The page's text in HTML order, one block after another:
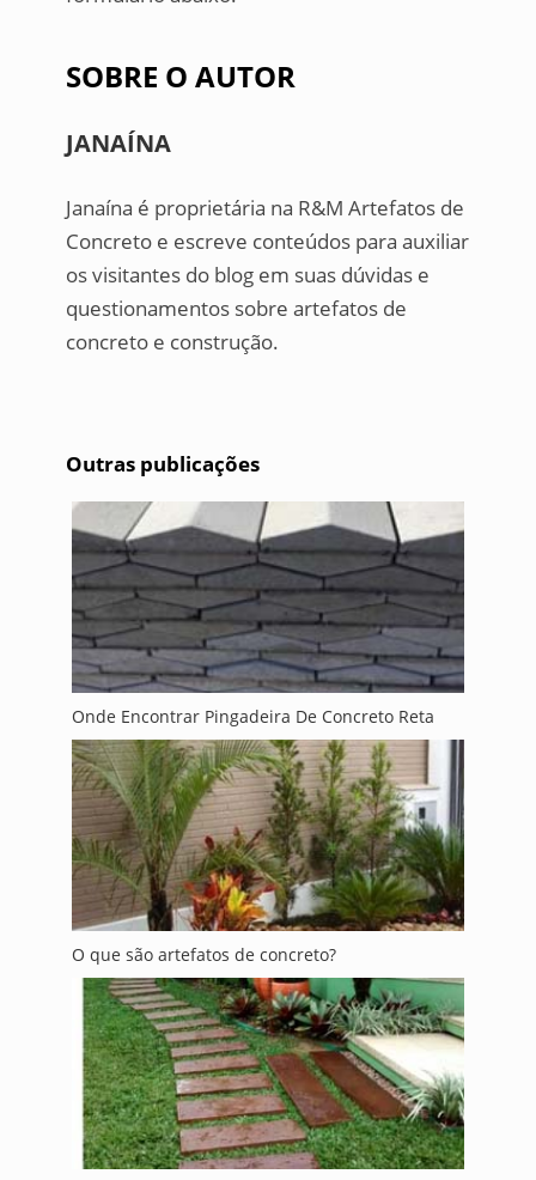
SOBRE O AUTOR
JANAÍNA
Janaína é proprietária na R&M Artefatos de
Concreto e escreve conteúdos para auxiliar
os visitantes do blog em suas dúvidas e
questionamentos sobre artefatos de
concreto e construção.
Outras publicações
Onde Encontrar Pingadeira De Concreto Reta
O que são artefatos de concreto?